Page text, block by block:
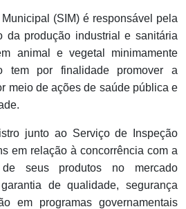
(SIM) é responsável pela
da produção industrial e sanitária
animal e vegetal minimamente
tem por finalidade promover a
meio de ações de saúde pública e
junto ao Serviço de Inspeção
em relação à concorrência com a
de seus produtos no mercado
de qualidade, segurança
em programas governamentais